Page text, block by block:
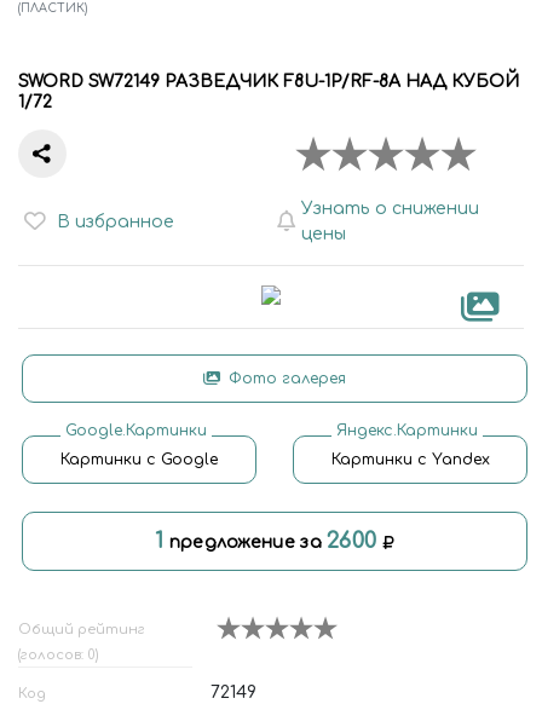
(ПЛАСТИК)
SWORD SW72149 РАЗВЕДЧИК F8U-1P/RF-8A НАД КУБОЙ
1/72
В избранное
Узнать о снижении
цены
Фото галерея
Google.Картинки
Картинки с Google
Яндекс.Картинки
Картинки с Yandex
1 предложение за 2600
Общий рейтинг
(голосов: 0)
Код 72149